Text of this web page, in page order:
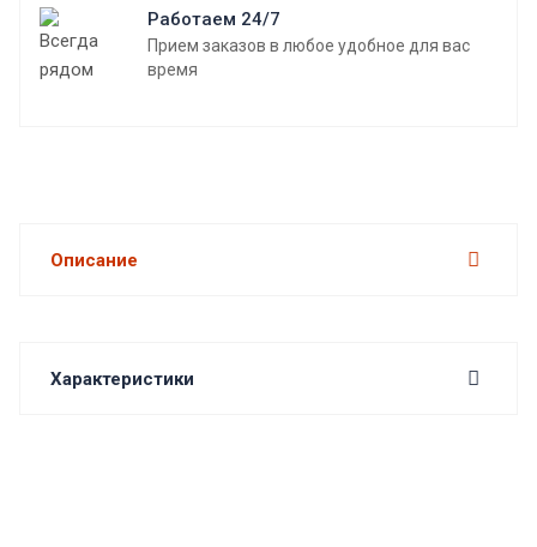
Работаем 24/7
Прием заказов в любое удобное для вас
время
Описание
Характеристики